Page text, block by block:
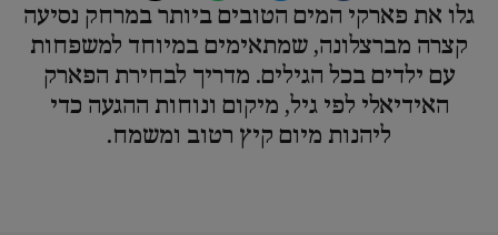
גלו את פארקי המים הטובים ביותר במרחק נסיעה
קצרה מברצלונה, שמתאימים במיוחד למשפחות
עם ילדים בכל הגילים. מדריך לבחירת הפארק
האידיאלי לפי גיל, מיקום ונוחות ההגעה כדי
ליהנות מיום קיץ רטוב ומשמח.